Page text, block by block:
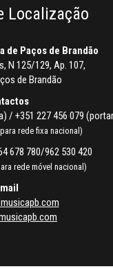
Localização
de Paços de Brandão
N 125/129, Ap. 107,
de Brandão
/ +351 227 456 079
rede fixa nacional)
678 780/962 530 420
rede móvel nacional)